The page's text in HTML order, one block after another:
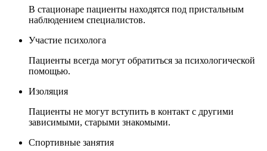
В стационаре пациенты находятся под пристальным
наблюдением специалистов.
Участие психолога
Пациенты всегда могут обратиться за психологической
помощью.
Изоляция
Пациенты не могут вступить в контакт с другими
зависимыми, старыми знакомыми.
Спортивные занятия